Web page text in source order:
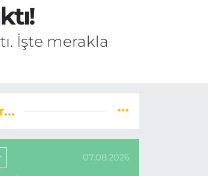
İşte merakla
07.08.2026